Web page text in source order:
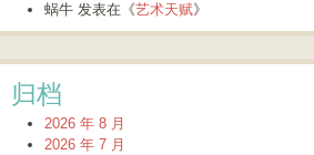
蜗牛 发表在《艺术天赋》
归档
2026 年 8 月
2026 年 7 月